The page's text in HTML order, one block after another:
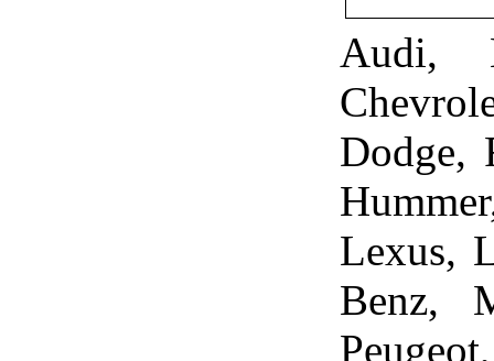
Audi,
Dodge,
Lexus,
Benz,